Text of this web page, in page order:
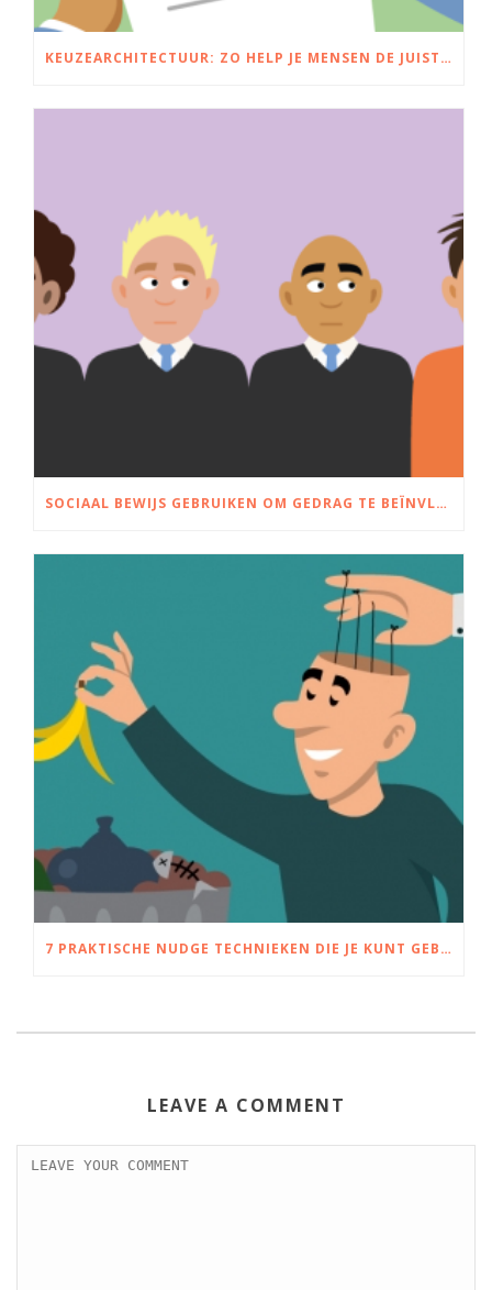
KEUZEARCHITECTUUR: ZO HELP JE MENSEN DE JUISTE KEUZE TE MAKEN
SOCIAAL BEWIJS GEBRUIKEN OM GEDRAG TE BEÏNVLOEDEN
7 PRAKTISCHE NUDGE TECHNIEKEN DIE JE KUNT GEBRUIKEN OM KEUZES EN GEDRAG TE BEÏNVLOEDEN
LEAVE A COMMENT